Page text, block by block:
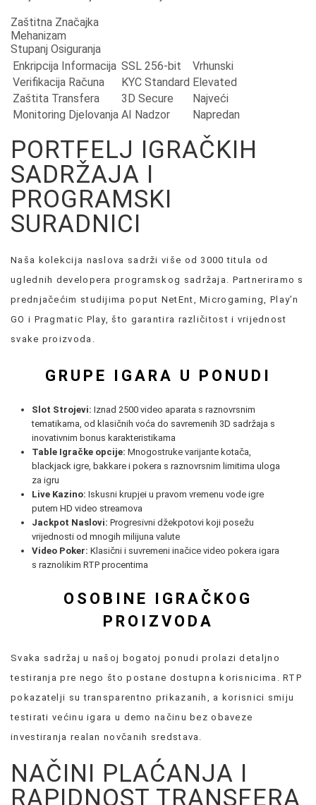
Zaštitna Značajka
Mehanizam
Stupanj Osiguranja
Enkripcija Informacija SSL 256-bit
Vrhunski
Verifikacija Računa
KYC Standard Elevated
Zaštita Transfera
3D Secure
Najveći
Monitoring Djelovanja AI Nadzor Napredan
PORTFELJ IGRAČKIH
SADRŽAJA I
PROGRAMSKI
SURADNICI
Naša kolekcija naslova sadrži više od 3000 titula od
uglednih developera programskog sadržaja. Partneriramo s
prednjačećim studijima poput NetEnt, Microgaming, Play’n
GO i Pragmatic Play, što garantira različitost i vrijednost
svake proizvoda.
GRUPE IGARA U PONUDI
Slot Strojevi: Iznad 2500 video aparata s raznovrsnim
tematikama, od klasičnih voća do savremenih 3D sadržaja s
inovativnim bonus karakteristikama
Table Igračke opcije: Mnogostruke varijante kotača,
blackjack igre, bakkare i pokera s raznovrsnim limitima uloga
za igru
Live Kazino: Iskusni krupjei u pravom vremenu vode igre
putem HD video streamova
Jackpot Naslovi: Progresivni džekpotovi koji posežu
vrijednosti od mnogih milijuna valute
Video Poker: Klasični i suvremeni inačice video pokera igara
s raznolikim RTP procentima
OSOBINE IGRAČKOG
PROIZVODA
Svaka sadržaj u našoj bogatoj ponudi prolazi detaljno
testiranja pre nego što postane dostupna korisnicima. RTP
pokazatelji su transparentno prikazanih, a korisnici smiju
testirati većinu igara u demo načinu bez obaveze
investiranja realan novčanih sredstava.
NAČINI PLAĆANJA I
RAPIDNOST TRANSFERA